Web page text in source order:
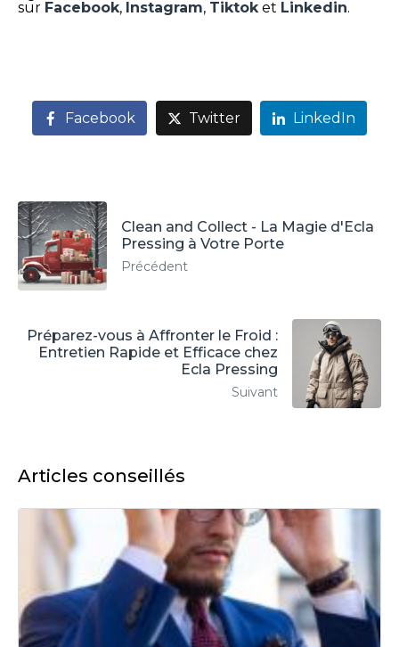
sur Facebook, Instagram, Tiktoket Linkedin.
Facebook Twitter LinkedIn
Clean and Collect - La Magie d'Ecla
Pressing à Votre Porte
Précédent
Préparez-vous à Affronter le Froid :
Entretien Rapide et Efficace chez
Ecla Pressing
Suivant
Articles conseillés